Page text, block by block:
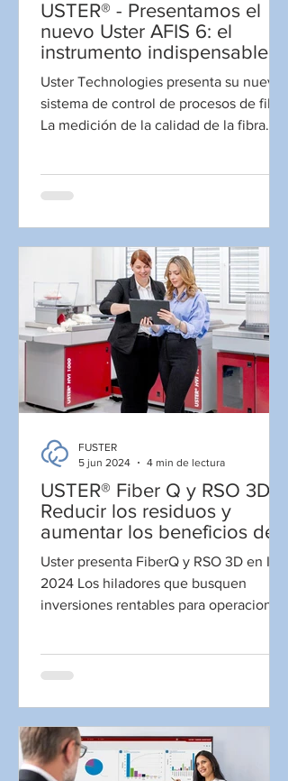
USTER® - Presentamos el
nuevo Uster AFIS 6: el
instrumento indispensable
para elcontrol de procesos
Uster Technologies presenta su nuevo
sistema de control de procesos de fibra
La medición de la calidad de la fibra
USTER® Fiber Q y RSO 3D -
Reducir los residuos y
aumentar los beneficios del
hilado
Uster presenta FiberQ y RSO 3D en ITM
2024 Los hiladores que busquen
inversiones rentables para operaciones
FUSTER
5 jun 2024
4 min de lectura